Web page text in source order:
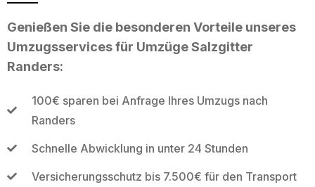
Genießen Sie die besonderen Vorteile unseres
Umzugsservices für Umzüge Salzgitter
Randers:
100€ sparen bei Anfrage Ihres Umzugs nach
Randers
Schnelle Abwicklung in unter 24 Stunden
Versicherungsschutz bis 7.500€ für den Transport